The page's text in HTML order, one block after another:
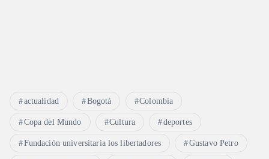
actualidad Bogotá Colombia
Copa del Mundo Cultura deportes
Fundación universitaria los libertadores Gustavo Petro